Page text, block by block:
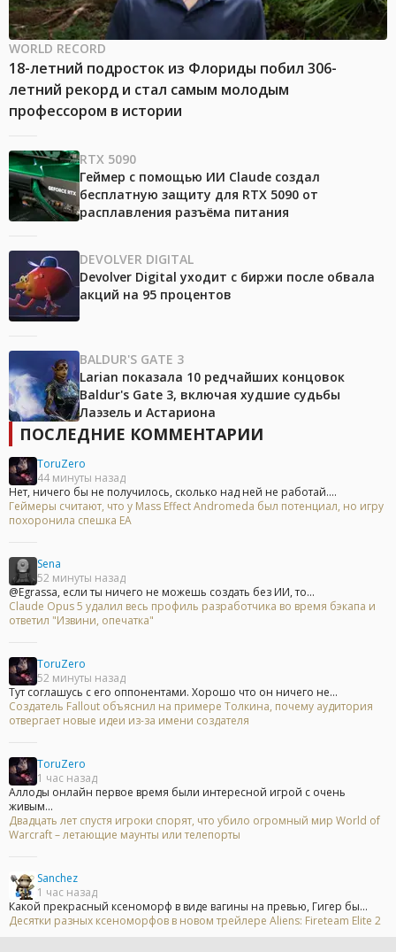
WORLD RECORD
18-летний подросток из Флориды побил 306-
летний рекорд и стал самым молодым
профессором в истории
RTX 5090
Геймер с помощью ИИ Claude создал
бесплатную защиту для RTX 5090 от
расплавления разъёма питания
DEVOLVER DIGITAL
Devolver Digital уходит с биржи после обвала
акций на 95 процентов
BALDUR'S GATE 3
Larian показала 10 редчайших концовок
Baldur's Gate 3, включая худшие судьбы
Лаэзель и Астариона
ПОСЛЕДНИЕ КОММЕНТАРИИ
ToruZero
44 минуты назад
Нет, ничего бы не получилось, сколько над ней не работай....
Геймеры считают, что у Mass Effect Andromeda был потенциал, но игру
похоронила спешка EA
Sena
52 минуты назад
@Egrassa, если ты ничего не можешь создать без ИИ, то...
Claude Opus 5 удалил весь профиль разработчика во время бэкапа и
ответил "Извини, опечатка"
ToruZero
52 минуты назад
Тут соглашусь с его оппонентами. Хорошо что он ничего не...
Создатель Fallout объяснил на примере Толкина, почему аудитория
отвергает новые идеи из-за имени создателя
ToruZero
1 час назад
Аллоды онлайн первое время были интересной игрой с очень
живым...
Двадцать лет спустя игроки спорят, что убило огромный мир World of
Warcraft – летающие маунты или телепорты
Sanchez
1 час назад
Какой прекрасный ксеноморф в виде вагины на превью, Гигер бы...
Десятки разных ксеноморфов в новом трейлере Aliens: Fireteam Elite 2